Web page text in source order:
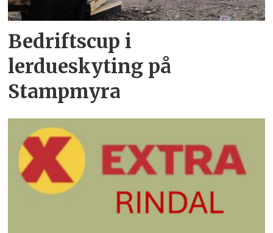
Bedriftscup i
lerdueskyting på
Stampmyra